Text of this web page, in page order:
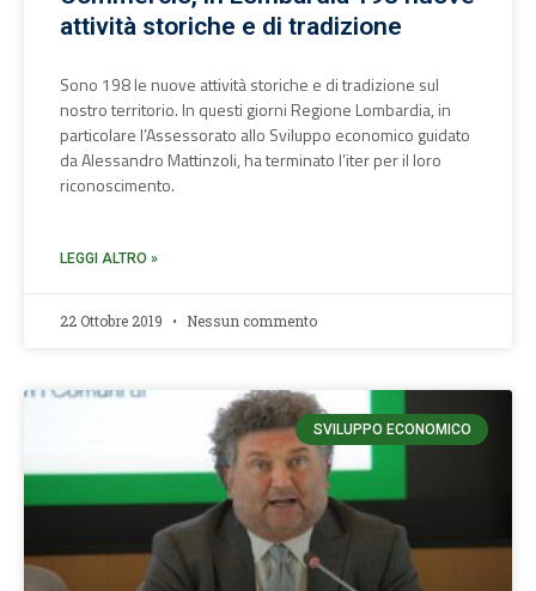
attività storiche e di tradizione
Sono 198 le nuove attività storiche e di tradizione sul
nostro territorio. In questi giorni Regione Lombardia, in
particolare l’Assessorato allo Sviluppo economico guidato
da Alessandro Mattinzoli, ha terminato l’iter per il loro
riconoscimento.
LEGGI ALTRO »
22 Ottobre 2019 Nessun commento
SVILUPPO ECONOMICO